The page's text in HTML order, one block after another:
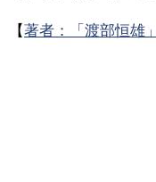
【著者：「渡部恒雄